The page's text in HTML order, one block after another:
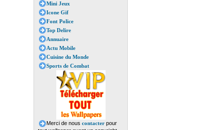
Mini Jeux
Icone Gif
Font Police
Top Delire
Annuaire
Actu Mobile
Cuisine du Monde
Sports de Combat
Merci de nous contacterpour